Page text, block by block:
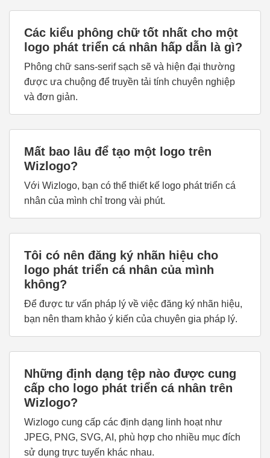
Các kiểu phông chữ tốt nhất cho một
logo phát triển cá nhân hấp dẫn là gì?
Phông chữ sans-serif sạch sẽ và hiện đại thường
được ưa chuộng để truyền tải tính chuyên nghiệp
và đơn giản.
Mất bao lâu để tạo một logo trên
Wizlogo?
Với Wizlogo, bạn có thể thiết kế logo phát triển cá
nhân của mình chỉ trong vài phút.
Tôi có nên đăng ký nhãn hiệu cho
logo phát triển cá nhân của mình
không?
Để được tư vấn pháp lý về việc đăng ký nhãn hiệu,
bạn nên tham khảo ý kiến của chuyên gia pháp lý.
Những định dạng tệp nào được cung
cấp cho logo phát triển cá nhân trên
Wizlogo?
Wizlogo cung cấp các định dạng linh hoạt như
JPEG, PNG, SVG, AI, phù hợp cho nhiều mục đích
sử dụng trực tuyến khác nhau.